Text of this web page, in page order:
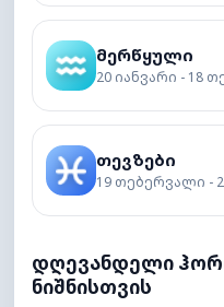
მერწყული
20 იანვარი - 18
თევზები
19 თებერვალი -
დღევანდელი
ნიშნისთვის